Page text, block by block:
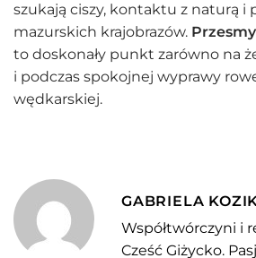
szukają ciszy, kontaktu z naturą i
mazurskich krajobrazów.
to doskonały punkt zarówno na
i podczas spokojnej wyprawy
wędkarskiej.
GABRIELA
Współtwórczyni i
Cześć Giżycko.